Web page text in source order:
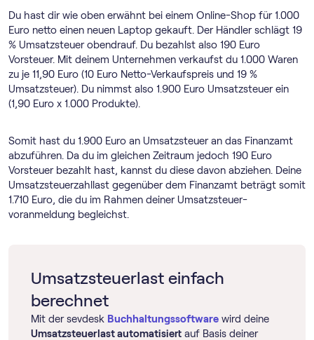
Du hast dir wie oben erwähnt bei einem Online-Shop für 1.000
Euro netto einen neuen Laptop gekauft. Der Händler schlägt 19
% Umsatzsteuer obendrauf. Du bezahlst also 190 Euro
Vorsteuer. Mit deinem Unternehmen verkaufst du 1.000 Waren
zu je 11,90 Euro (10 Euro Netto-Verkaufspreis und 19 %
Umsatzsteuer). Du nimmst also 1.900 Euro Umsatzsteuer ein
(1,90 Euro x 1.000 Produkte).
Somit hast du 1.900 Euro an Umsatzsteuer an das Finanzamt
abzuführen. Da du im gleichen Zeitraum jedoch 190 Euro
Vorsteuer bezahlt hast, kannst du diese davon abziehen. Deine
Umsatzsteuerzahllast gegenüber dem Finanzamt beträgt somit
1.710 Euro, die du im Rahmen deiner Umsatz­steuer­
voranmeldung begleichst.
Umsatzsteuerlast einfach
berechnet
Mit der sevdesk Buch­haltungs­software wird deine
Umsatzsteuerlast automatisiert auf Basis deiner